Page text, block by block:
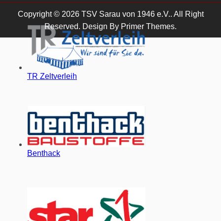
TR Zeltverleih
Benthack
Copyright © 2026 TSV Sarau von 1946 e.V.. All Right
Reserved. Design By Primer Themes.